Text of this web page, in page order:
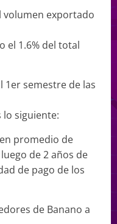
volumen exportado
el 1.6% del total
1er semestre de las
lo siguiente:
promedio de
de 2 años de
de pago de los
de Banano a